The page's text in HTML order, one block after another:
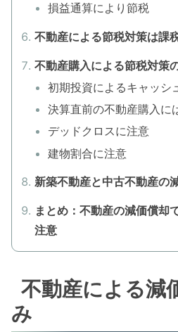
損益通算により節税
不動産による節税対策は課
不動産購入による節税対策
初期投資によるキャッシ
決算直前の不動産購入に
デッドクロスに注意
建物割合に注意
新築不動産と中古不動産の
まとめ：不動産の減価償却
注意
不動産による減
み